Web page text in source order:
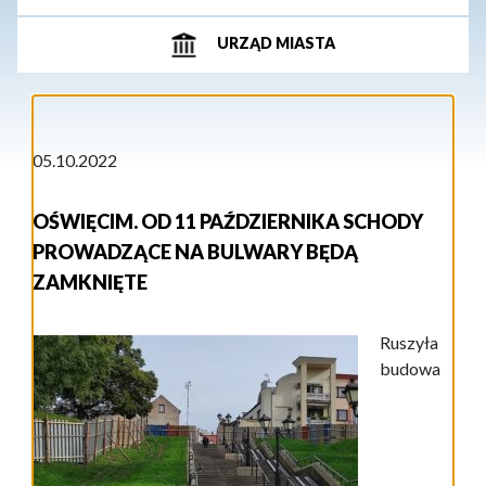
URZĄD MIASTA
05.10.2022
OŚWIĘCIM. OD 11 PAŹDZIERNIKA SCHODY
PROWADZĄCE NA BULWARY BĘDĄ
ZAMKNIĘTE
Ruszyła
budowa